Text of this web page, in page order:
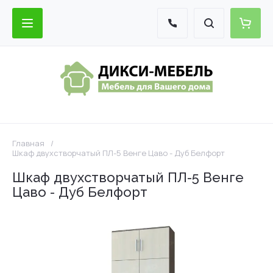
Главная
/
Шкаф двухстворчатый ПЛ-5 Венге Цаво - Дуб Белфорт
Шкаф двухстворчатый ПЛ-5 Венге
Цаво - Дуб Белфорт